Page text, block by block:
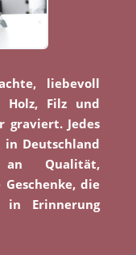
liebevoll
Holz, Filz und
graviert. Jedes
Deutschland
Qualität,
die
Erinnerung